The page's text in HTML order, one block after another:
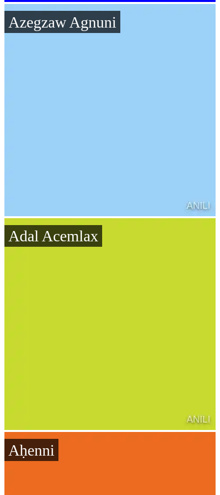
Azegzaw Agnuni
Adal Acemlax
Aḥenni